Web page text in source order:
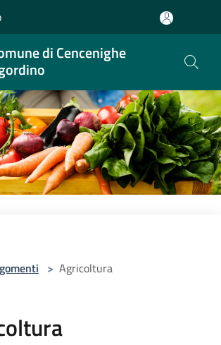
di Cencenighe
> Agricoltura